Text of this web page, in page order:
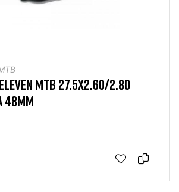
MTB 27.5X2.60/2.80
48MM